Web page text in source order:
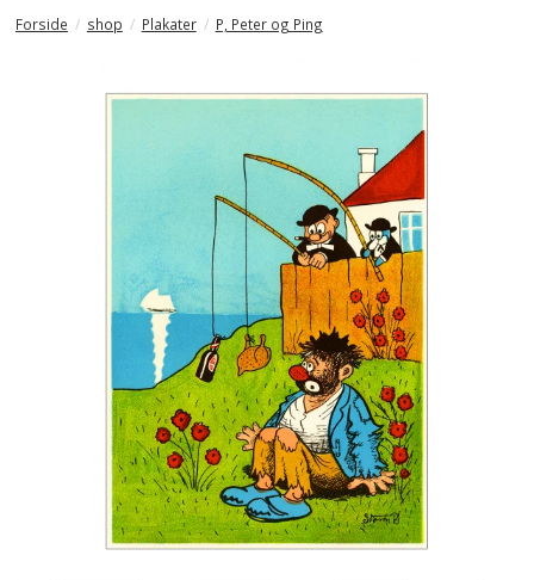
Forside / shop / Plakater / P, Peter og Ping